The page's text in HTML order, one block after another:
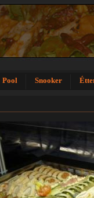
Pool Snooker